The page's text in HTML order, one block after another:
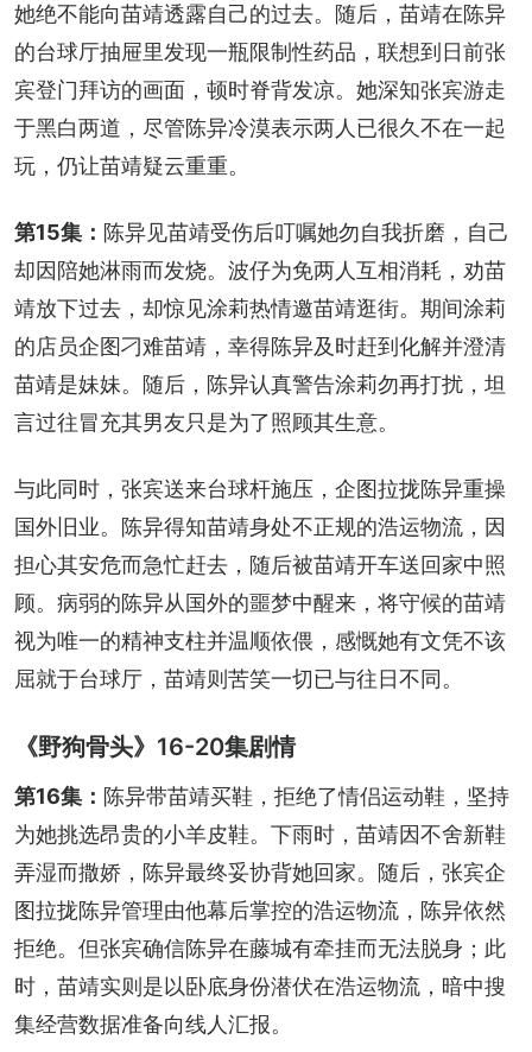
她绝不能向苗靖透露自己的过去。随后，苗靖在陈异
的台球厅抽屉里发现一瓶限制性药品，联想到日前张
宾登门拜访的画面，顿时脊背发凉。她深知张宾游走
于黑白两道，尽管陈异冷漠表示两人已很久不在一起
玩，仍让苗靖疑云重重。
第15集： 陈异见苗靖受伤后叮嘱她勿自我折磨，自己
却因陪她淋雨而发烧。波仔为免两人互相消耗，劝苗
靖放下过去，却惊见涂莉热情邀苗靖逛街。期间涂莉
的店员企图刁难苗靖，幸得陈异及时赶到化解并澄清
苗靖是妹妹。随后，陈异认真警告涂莉勿再打扰，坦
言过往冒充其男友只是为了照顾其生意。
与此同时，张宾送来台球杆施压，企图拉拢陈异重操
国外旧业。陈异得知苗靖身处不正规的浩运物流，因
担心其安危而急忙赶去，随后被苗靖开车送回家中照
顾。病弱的陈异从国外的噩梦中醒来，将守候的苗靖
视为唯一的精神支柱并温顺依偎，感慨她有文凭不该
屈就于台球厅，苗靖则苦笑一切已与往日不同。
《野狗骨头》16-20集剧情
第16集： 陈异带苗靖买鞋，拒绝了情侣运动鞋，坚持
为她挑选昂贵的小羊皮鞋。下雨时，苗靖因不舍新鞋
弄湿而撒娇，陈异最终妥协背她回家。随后，张宾企
图拉拢陈异管理由他幕后掌控的浩运物流，陈异依然
拒绝。但张宾确信陈异在藤城有牵挂而无法脱身；此
时，苗靖实则是以卧底身份潜伏在浩运物流，暗中搜
集经营数据准备向线人汇报。